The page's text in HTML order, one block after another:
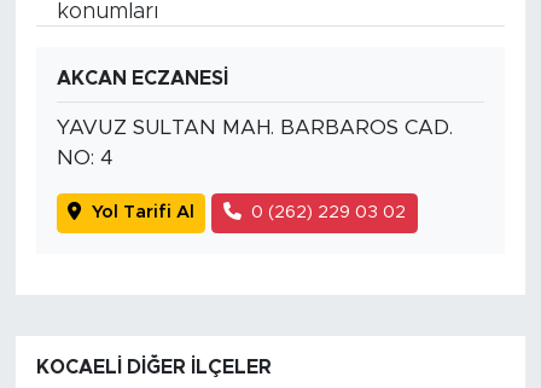
konumları
AKCAN ECZANESİ
YAVUZ SULTAN MAH. BARBAROS CAD.
NO: 4
Yol Tarifi Al 0 (262) 229 03 02
KOCAELI DIĞER İLÇELER